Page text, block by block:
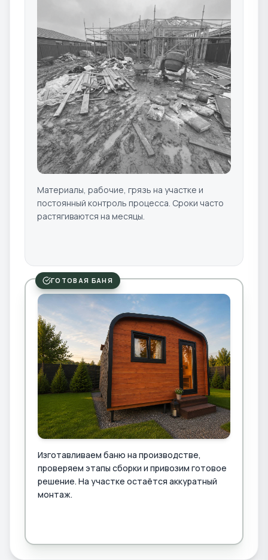
Материалы, рабочие, грязь на участке и
постоянный контроль процесса. Сроки часто
растягиваются на месяцы.
ГОТОВАЯ БАНЯ
Изготавливаем баню на производстве,
проверяем этапы сборки и привозим готовое
решение. На участке остаётся аккуратный
монтаж.